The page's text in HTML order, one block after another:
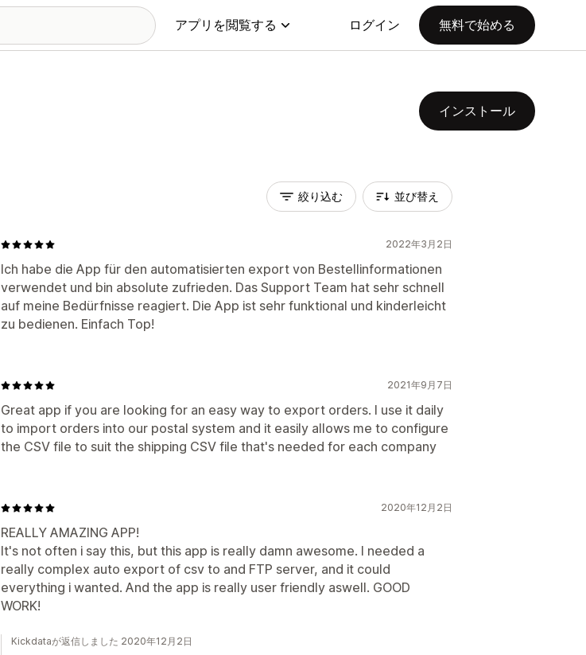
アプリを閲覧する ログイン 無料で始める
インストール
絞り込む 並び替え
2022年3月2日
Ich habe die App für den automatisierten export von Bestellinformationen
verwendet und bin absolute zufrieden. Das Support Team hat sehr schnell
auf meine Bedürfnisse reagiert. Die App ist sehr funktional und kinderleicht
zu bedienen. Einfach Top!
2021年9月7日
Great app if you are looking for an easy way to export orders. I use it daily
to import orders into our postal system and it easily allows me to configure
the CSV file to suit the shipping CSV file that's needed for each company
2020年12月2日
REALLY AMAZING APP!
It's not often i say this, but this app is really damn awesome. I needed a
really complex auto export of csv to and FTP server, and it could
everything i wanted. And the app is really user friendly aswell. GOOD
WORK!
Kickdataが返信しました 2020年12月2日